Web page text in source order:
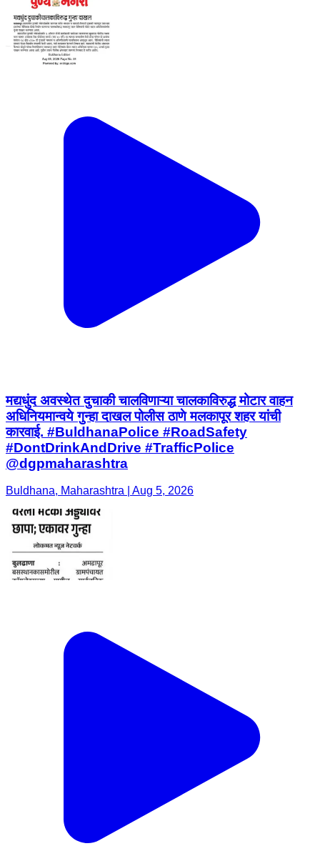
मद्यधुंद अवस्थेत दुचाकी चालविणाऱ्या चालकाविरुद्ध मोटार वाहन
अधिनियमान्वये गुन्हा दाखल पोलीस ठाणे मलकापूर शहर यांची
कारवाई. #BuldhanaPolice #RoadSafety
#DontDrinkAndDrive #TrafficPolice
@dgpmaharashtra
Buldhana, Maharashtra | Aug 5, 2026